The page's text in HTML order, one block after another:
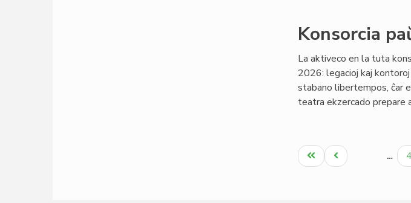
Konsorcia
La aktiveco en la tuta
2026: legacioj kaj
stabano libertempos, ĉar
teatra ekzercado prepare
Pagination
Unua
paĝo
Antaŭa
paĝo
… 4